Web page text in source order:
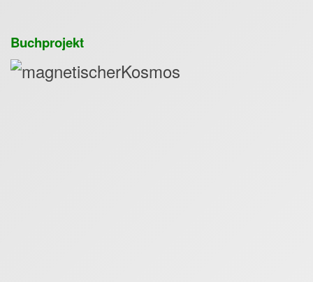
Buchprojekt